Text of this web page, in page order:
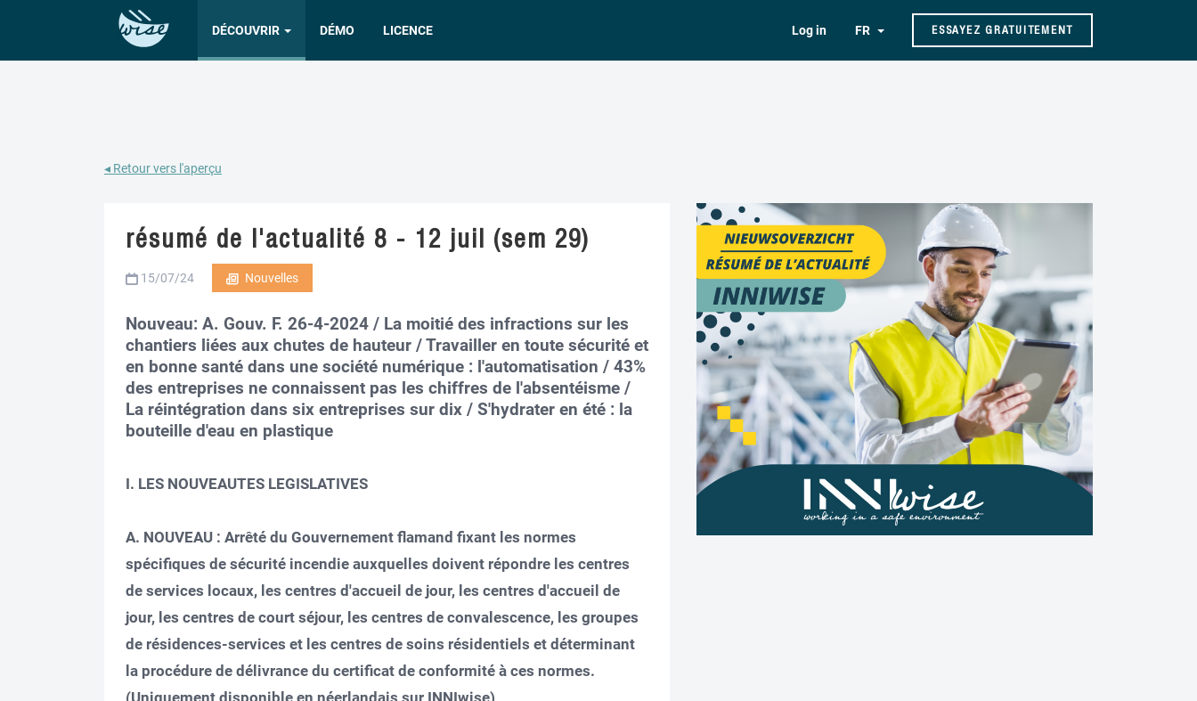
DÉCOUVRIR DÉMO LICENCE Log in FR ESSAYEZ GRATUITEMENT
◂ Retour vers l'aperçu
résumé de l'actualité 8 - 12 juil (sem 29)
15/07/24 Nouvelles
Nouveau: A. Gouv. F. 26-4-2024 / La moitié des infractions sur les
chantiers liées aux chutes de hauteur / Travailler en toute sécurité et
en bonne santé dans une société numérique : l'automatisation / 43%
des entreprises ne connaissent pas les chiffres de l'absentéisme /
La réintégration dans six entreprises sur dix / S'hydrater en été : la
bouteille d'eau en plastique
I. LES NOUVEAUTES LEGISLATIVES
A. NOUVEAU : Arrêté du Gouvernement flamand fixant les normes
spécifiques de sécurité incendie auxquelles doivent répondre les centres
de services locaux, les centres d'accueil de jour, les centres d'accueil de
jour, les centres de court séjour, les centres de convalescence, les groupes
de résidences-services et les centres de soins résidentiels et déterminant
la procédure de délivrance du certificat de conformité à ces normes.
(Uniquement disponible en néerlandais sur INNIwise)